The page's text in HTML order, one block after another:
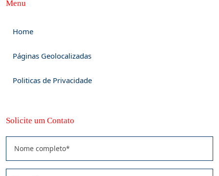
Menu
Home
Páginas Geolocalizadas
Politicas de Privacidade
Solicite um Contato